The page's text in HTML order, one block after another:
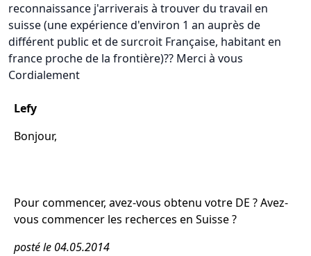
reconnaissance j'arriverais à trouver du travail en
suisse (une expérience d'environ 1 an auprès de
différent public et de surcroit Française, habitant en
france proche de la frontière)?? Merci à vous
Cordialement
Lefy
Bonjour,
Pour commencer, avez-vous obtenu votre DE ? Avez-
vous commencer les recherces en Suisse ?
posté le 04.05.2014